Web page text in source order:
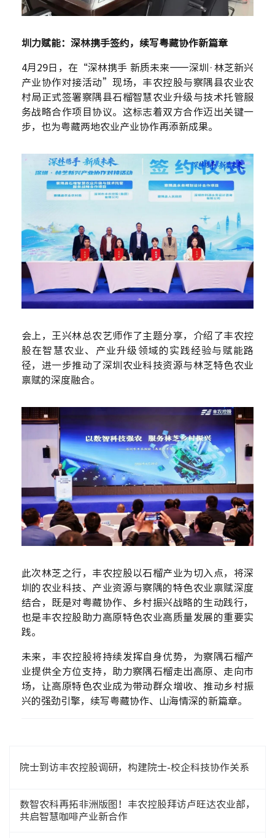
圳力赋能：深林携手签约，续写粤藏协作新篇章
4月 29 日，在“深林携手 新质未来——深圳·林芝新兴
产业协作对接活动”现场，丰农控股与察隅县农业农
村局正式签署察隅县石榴智慧农业升级与技术托管服
务战略合作项目协议。这标志着双方合作迈出关键一
步，也为粤藏两地农业产业协作再添新成果。
会上，王兴林总农艺师作了主题分享，介绍了丰农控
股在智慧农业、产业升级领域的实践经验与赋能路
径，进一步推动了深圳农业科技资源与林芝特色农业
禀赋的深度融合。
此次林芝之行，丰农控股以石榴产业为切入点，将深
圳的农业科技、产业资源与察隅的特色农业禀赋深度
结合，既是对粤藏协作、乡村振兴战略的生动践行，
也是丰农控股助力高原特色农业高质量发展的重要实
践。
未来，丰农控股将持续发挥自身优势，为察隅石榴产
业提供全方位支持，助力察隅石榴走出高原、走向市
场，让高原特色农业成为带动群众增收、推动乡村振
兴的强劲引擎，续写粤藏协作、山海情深的新篇章。
院士到访丰农控股调研，构建院士-校企科技协作关系
数智农科再拓非洲版图！丰农控股拜访卢旺达农业部，
共启智慧咖啡产业新合作